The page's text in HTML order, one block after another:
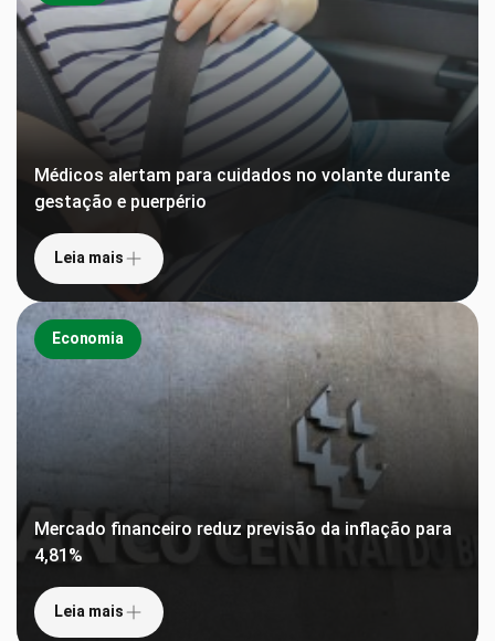
Médicos alertam para cuidados no volante durante
gestação e puerpério
Leia mais
Economia
Mercado financeiro reduz previsão da inflação para
4,81%
Leia mais